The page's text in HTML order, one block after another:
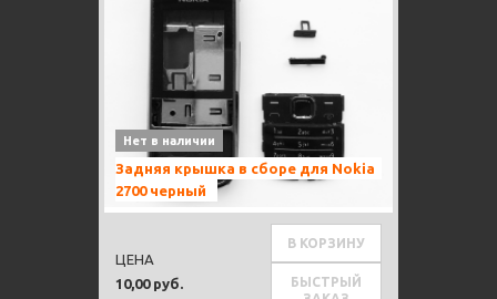
Нет в наличии
Задняя крышка в сборе для Nokia
2700 черный
10,00 руб.
ЦЕНА
В КОРЗИНУ
БЫСТРЫЙ